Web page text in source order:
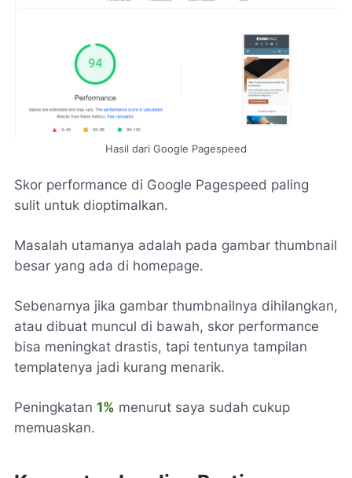
Hasil dari Google Pagespeed
Skor performance di Google Pagespeed paling
sulit untuk dioptimalkan.
Masalah utamanya adalah pada gambar thumbnail
besar yang ada di homepage.
Sebenarnya jika gambar thumbnailnya dihilangkan,
atau dibuat muncul di bawah, skor performance
bisa meningkat drastis, tapi tentunya tampilan
templatenya jadi kurang menarik.
Peningkatan 1% menurut saya sudah cukup
memuaskan.